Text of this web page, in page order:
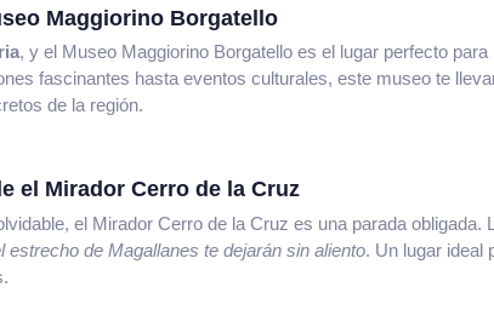
Maggiorino Borgatello
, y el Museo Maggiorino Borgatello es el lugar perfecto para
fascinantes hasta eventos culturales, este museo te
de la región.
el Mirador Cerro de la Cruz
el Mirador Cerro de la Cruz es una parada obligada.
estrecho de Magallanes te dejarán sin aliento. Un lugar ideal